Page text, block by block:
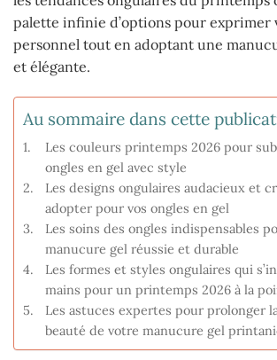
palette infinie d’options pour exprimer
personnel tout en adoptant une
et élégante.
Au sommaire dans cette
Les couleurs printemps 2026 pour
ongles en gel avec style
Les designs ongulaires audacieux et
adopter pour vos ongles en gel
Les soins des ongles indispensables
manucure gel réussie et durable
Les formes et styles ongulaires qui
mains pour un printemps 2026 à la
Les astuces expertes pour prolonger
beauté de votre manucure gel